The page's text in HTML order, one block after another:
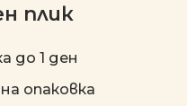
плик
до 1 ден
опаковка